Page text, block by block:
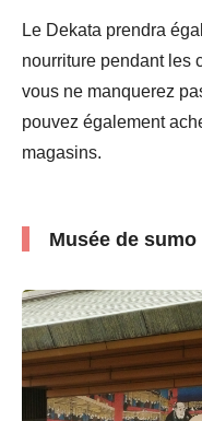
Le Dekata prendra
nourriture pendant les
vous ne manquerez
pouvez également
magasins.
Musée de